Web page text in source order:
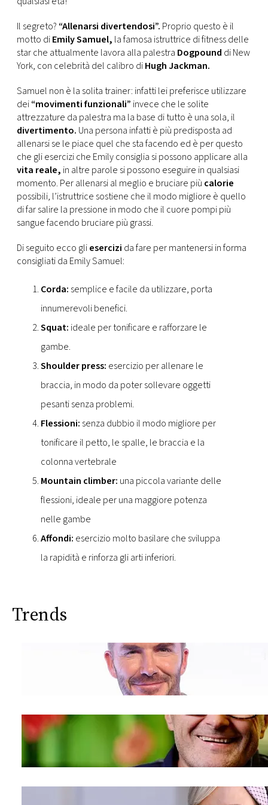
CONSIGLIA
Il segreto? “Allenarsi divertendosi”. Proprio questo è il
motto diEmily Samuel, la famosa istruttrice di fitness delle
star che attualmente lavora alla palestra Dogpound di New
York, con celebrità del calibro diHugh Jackman.
Samuel non è la solita trainer: infatti lei preferisce utilizzare
dei“movimenti funzionali” invece che le solite
attrezzature da palestra ma la base di tutto è una sola, il
divertimento. Una persona infatti è più predisposta ad
allenarsi se le piace quel che sta facendo ed è per questo
che gli esercizi che Emily consiglia si possono applicare alla
vita reale, in altre parole si possono eseguire in qualsiasi
momento. Per allenarsi al meglio e bruciare più calorie
possibili, l’istruttrice sostiene che il modo migliore è quello
di far salire la pressione in modo che il cuore pompi più
sangue facendo bruciare più grassi.
Di seguito ecco gliesercizi da fare per mantenersi in forma
consigliati da Emily Samuel:
Corda: semplice e facile da utilizzare, porta
innumerevoli benefici.
Squat: ideale per tonificare e rafforzare le
gambe.
Shoulder press: esercizio per allenare le
braccia, in modo da poter sollevare oggetti
pesanti senza problemi.
Flessioni: senza dubbio il modo migliore per
tonificare il petto, le spalle, le braccia e la
colonna vertebrale
Mountain climber: una piccola variante delle
flessioni, ideale per una maggiore potenza
nelle gambe
Affondi: esercizio molto basilare che sviluppa
la rapidità e rinforza gli arti inferiori.
Trends